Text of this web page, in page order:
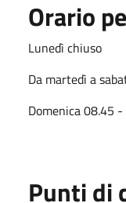
Orario
Lunedì chiuso
Da martedì a
Domenica 08.45
Punti di